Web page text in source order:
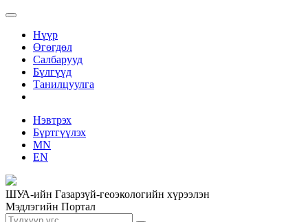
Нүүр
Өгөгдөл
Салбарууд
Бүлгүүд
Танилцуулга
Нэвтрэх
Бүртгүүлэх
MN
EN
ШУА-ийн Газарзүй-геоэкологийн хүрээлэн
Мэдлэгийн Портал